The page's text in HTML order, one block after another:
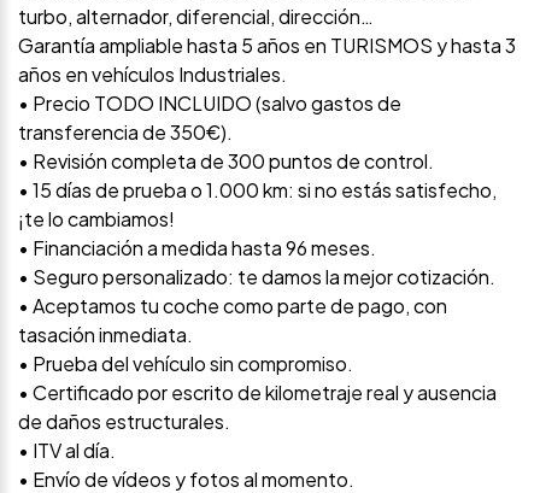
turbo, alternador, diferencial, dirección…
Garantía ampliable hasta 5 años en TURISMOS y hasta 3
años en vehículos Industriales.
• Precio TODO INCLUIDO (salvo gastos de
transferencia de 350€).
• Revisión completa de 300 puntos de control.
• 15 días de prueba o 1.000 km: si no estás satisfecho,
¡te lo cambiamos!
• Financiación a medida hasta 96 meses.
• Seguro personalizado: te damos la mejor cotización.
• Aceptamos tu coche como parte de pago, con
tasación inmediata.
• Prueba del vehículo sin compromiso.
• Certificado por escrito de kilometraje real y ausencia
de daños estructurales.
• ITV al día.
• Envío de vídeos y fotos al momento.